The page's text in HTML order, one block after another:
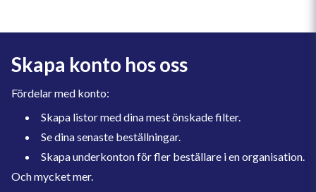
Skapa konto hos oss
Fördelar med konto:
Skapa listor med dina mest önskade filter.
Se dina senaste beställningar.
Skapa underkonton för fler beställare i en organisation.
Och mycket mer.